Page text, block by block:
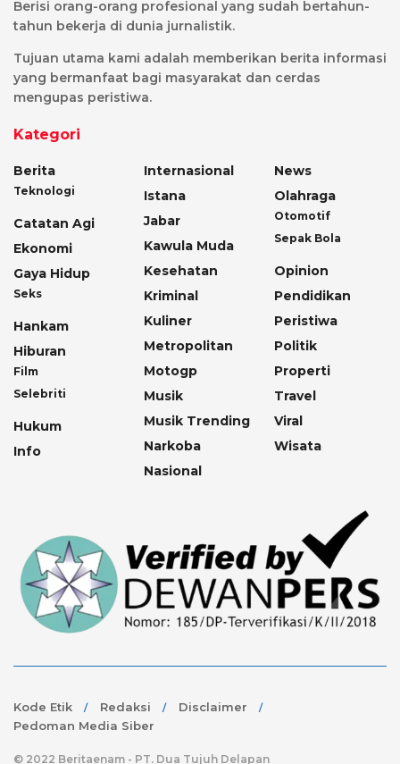
Berisi orang-orang profesional yang sudah bertahun-
tahun bekerja di dunia jurnalistik.
Tujuan utama kami adalah memberikan berita informasi
yang bermanfaat bagi masyarakat dan cerdas
mengupas peristiwa.
Kategori
Berita
Teknologi
Catatan Agi
Ekonomi
Gaya Hidup
Seks
Hankam
Hiburan
Film
Selebriti
Hukum
Info
Internasional
Istana
Jabar
Kawula Muda
Kesehatan
Kriminal
Kuliner
Metropolitan
Motogp
Musik
Musik Trending
Narkoba
Nasional
News
Olahraga
Otomotif
Sepak Bola
Opinion
Pendidikan
Peristiwa
Politik
Properti
Travel
Viral
Wisata
Kode Etik Redaksi
Disclaimer
Pedoman Media Siber
© 2022 Beritaenam - PT. Dua Tujuh Delapan